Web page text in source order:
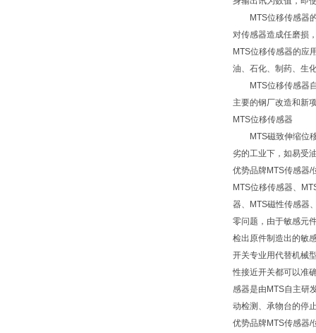
MTS位移传感器的
对传感器造成任磨损
MTS位移传感器的应
油、石化、制药、生
MTS位移传感器自
主要的钢厂改造和新
MTS位移传感器
MTS磁致伸缩位移
劣的工业下，如易受
优势品牌MTS传感器/
MTS位移传感器、
器、MTS磁性传感器
零问题，由于敏感元
检出原件制造出的敏
开关专业用代替机械
性接近开关都可以准
感器是由MTS自主研
动检测、承物台的停
优势品牌MTS传感器/